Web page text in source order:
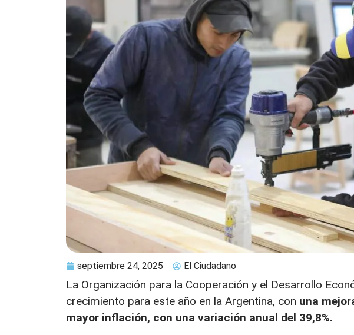
septiembre 24, 2025 El Ciudadano
La Organización para la Cooperación y el Desarrollo
crecimiento para este año en la Argentina, con una
mayor inflación, con una variación anual del 39,8%.